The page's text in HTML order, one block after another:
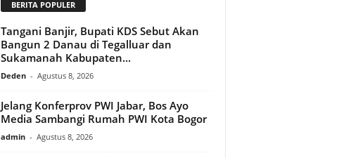
BERITA POPULER
Tangani Banjir, Bupati KDS Sebut Akan
Bangun 2 Danau di Tegalluar dan
Sukamanah Kabupaten...
Deden - Agustus 8, 2026
Jelang Konferprov PWI Jabar, Bos Ayo
Media Sambangi Rumah PWI Kota Bogor
admin - Agustus 8, 2026